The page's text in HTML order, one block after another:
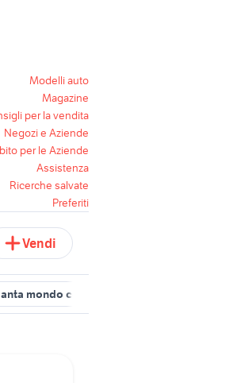
Modelli auto
Magazine
per la vendita
Negozi e Aziende
per le Aziende
Assistenza
Ricerche salvate
Preferiti
Vendi
mondo convenienza